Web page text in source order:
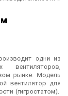
одни из
вентиляторов,
рынке. Модель
вентилятор для
(гигростатом).